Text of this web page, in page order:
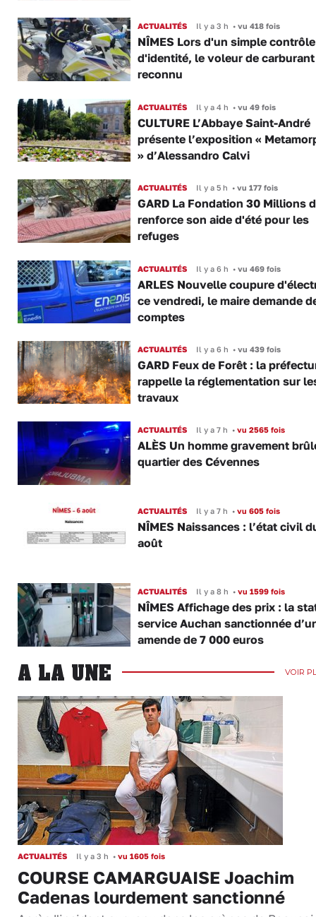
ACTUALITÉS Il y a 3 h •vu 418 fois
NÎMES Lors d'un simple contrôle
d'identité, le voleur de
reconnu
ACTUALITÉS Il y a 4 h •vu 49 fois
CULTURE L’Abbaye Saint-André
présente l’exposition «
» d’Alessandro Calvi
ACTUALITÉS Il y a 5 h •vu 177 fois
GARD La Fondation 30 Millions
renforce son aide d'été pour les
refuges
ACTUALITÉS Il y a 6 h •vu 469 fois
ARLES Nouvelle coupure
ce vendredi, le maire demande
comptes
ACTUALITÉS Il y a 6 h •vu 439 fois
GARD Feux de Forêt : la
rappelle la réglementation sur
travaux
ACTUALITÉS Il y a 7 h •vu 2565 fois
ALÈS Un homme gravement
quartier des Cévennes
ACTUALITÉS Il y a 7 h •vu 605 fois
NÎMES Naissances : l’état civil
août
ACTUALITÉS Il y a 8 h •vu 1599 fois
NÎMES Affichage des prix : la
service Auchan sanctionnée
amende de 7 000 euros
A LA UNE VOIR
ACTUALITÉS Il y a 3 h • vu 1605 fois
COURSE CAMARGUAISE Joachim
Cadenas lourdement sanctionné